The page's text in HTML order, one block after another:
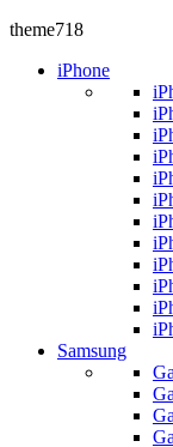
theme718
iPhone
Samsung